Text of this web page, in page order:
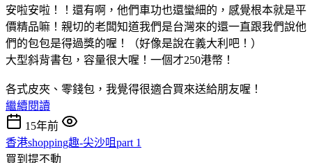
安啦安啦！！還有啊，他們車功也還蠻細的，感覺根本就是平
價精品嘛！親切的老闆知道我們是台灣來的還一直跟我們說他
們的包包是得過獎的喔！（好像是說在義大利吧！）
大型斜背書包，容量很大喔！一個才250港幣！
各式皮夾、零錢包，我覺得很適合買來送給朋友喔！
繼續閱讀
15年前
香港shopping趣-尖沙咀part 1
買到提不動